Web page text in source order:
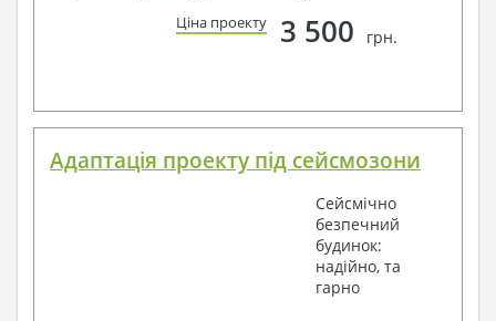
Ціна проекту 3 500 грн.
Адаптація проекту під сейсмозони
Сейсмічно
безпечний
будинок:
надійно, та
гарно